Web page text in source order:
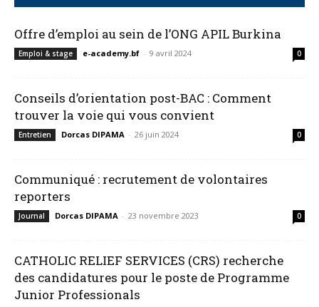
Offre d’emploi au sein de l’ONG APIL Burkina
Emploi & stage e-academy.bf - 9 avril 2024 0
Conseils d’orientation post-BAC : Comment
trouver la voie qui vous convient
Entretien Dorcas DIPAMA - 26 juin 2024 0
Communiqué : recrutement de volontaires
reporters
Journal Dorcas DIPAMA - 23 novembre 2023 0
CATHOLIC RELIEF SERVICES (CRS) recherche
des candidatures pour le poste de Programme
Junior Professionals